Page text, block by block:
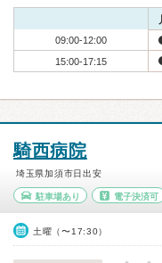
09:00-12:00
15:00-17:15
騎西病院
埼玉県加須市日出安
駐車場あり 電子決済可
土曜（〜17:30）